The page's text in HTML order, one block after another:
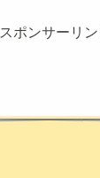
スポンサーリン